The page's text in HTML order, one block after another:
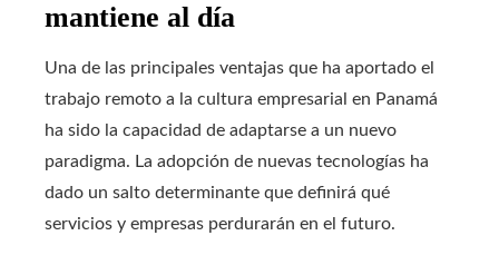
mantiene al día
Una de las principales ventajas que ha aportado el
trabajo remoto a la cultura empresarial en Panamá
ha sido la capacidad de adaptarse a un nuevo
paradigma. La adopción de nuevas tecnologías ha
dado un salto determinante que definirá qué
servicios y empresas perdurarán en el futuro.